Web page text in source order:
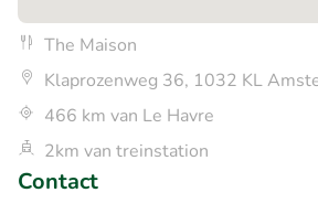
The Maison
Klaprozenweg 36, 1032 KL
466 km van Le Havre
2km van treinstation
Contact